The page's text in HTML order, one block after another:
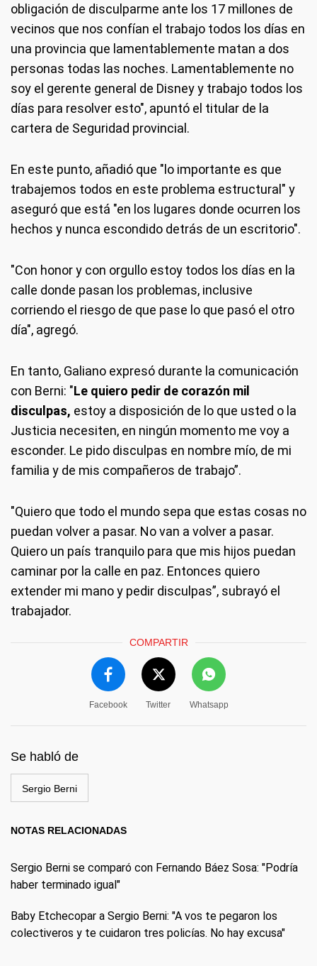
obligación de disculparme ante los 17 millones de
vecinos que nos confían el trabajo todos los días en
una provincia que lamentablemente matan a dos
personas todas las noches. Lamentablemente no
soy el gerente general de Disney y trabajo todos los
días para resolver esto", apuntó el titular de la
cartera de Seguridad provincial.
En este punto, añadió que "lo importante es que
trabajemos todos en este problema estructural" y
aseguró que está "en los lugares donde ocurren los
hechos y nunca escondido detrás de un escritorio".
"Con honor y con orgullo estoy todos los días en la
calle donde pasan los problemas, inclusive
corriendo el riesgo de que pase lo que pasó el otro
día", agregó.
En tanto, Galiano expresó durante la comunicación
con Berni: "Le quiero pedir de corazón mil
disculpas, estoy a disposición de lo que usted o la
Justicia necesiten, en ningún momento me voy a
esconder. Le pido disculpas en nombre mío, de mi
familia y de mis compañeros de trabajo”.
"Quiero que todo el mundo sepa que estas cosas no
puedan volver a pasar. No van a volver a pasar.
Quiero un país tranquilo para que mis hijos puedan
caminar por la calle en paz. Entonces quiero
extender mi mano y pedir disculpas”, subrayó el
trabajador.
COMPARTIR
Facebook Twitter Whatsapp
Se habló de
Sergio Berni
NOTAS RELACIONADAS
Sergio Berni se comparó con Fernando Báez Sosa: "Podría
haber terminado igual"
Baby Etchecopar a Sergio Berni: "A vos te pegaron los
colectiveros y te cuidaron tres policías. No hay excusa"